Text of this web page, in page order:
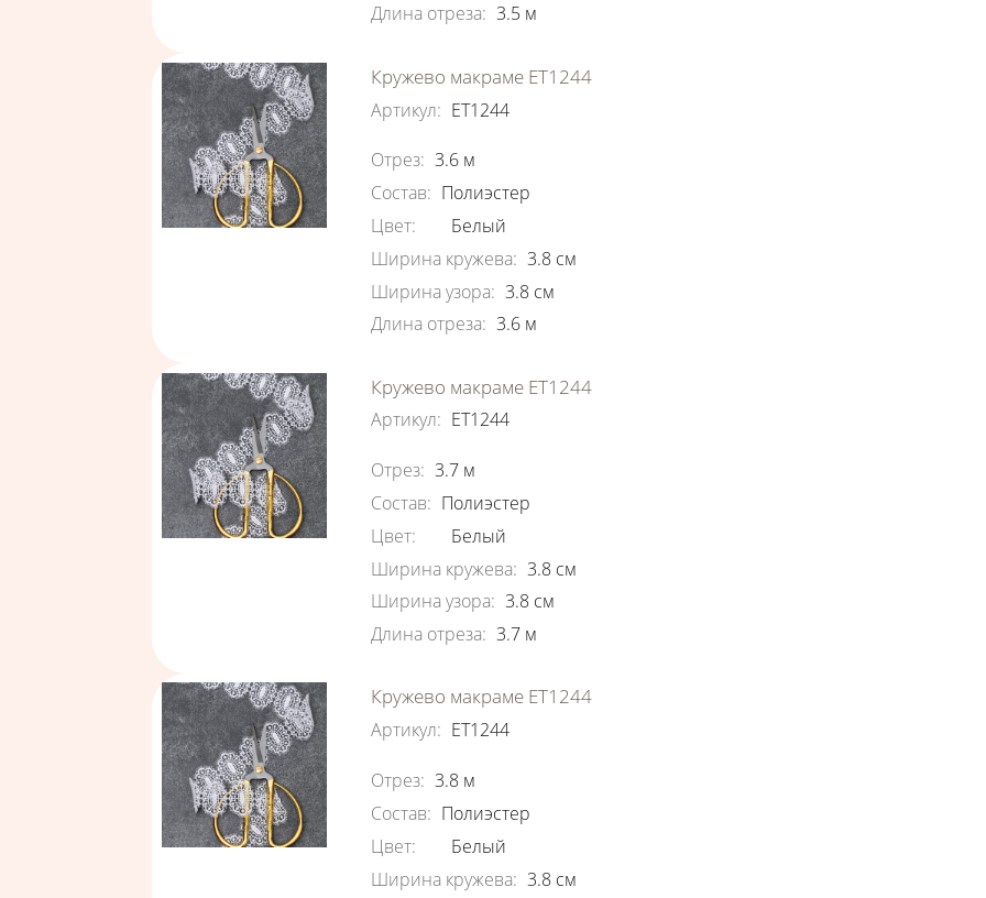
Длина отреза: 3.5 м
Кружево макраме ЕТ1244
Артикул: ЕТ1244
Характеристики
Отрез: 3.6 м
Состав: Полиэстер
Цвет:
Белый
Ширина кружева: 3.8 см
Ширина узора: 3.8 см
Длина отреза: 3.6 м
Кружево макраме ЕТ1244
Артикул: ЕТ1244
Характеристики
Отрез: 3.7 м
Состав: Полиэстер
Цвет:
Белый
Ширина кружева: 3.8 см
Ширина узора: 3.8 см
Длина отреза: 3.7 м
Кружево макраме ЕТ1244
Артикул: ЕТ1244
Характеристики
Отрез: 3.8 м
Состав: Полиэстер
Цвет:
Белый
Ширина кружева: 3.8 см